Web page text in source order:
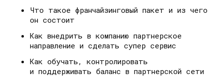
Что такое франчайзинговый пакет и из чего
он состоит
Как внедрить в компанию партнерское
направление и сделать супер сервис
Как обучать, контролировать
и поддерживать баланс в партнерской сети